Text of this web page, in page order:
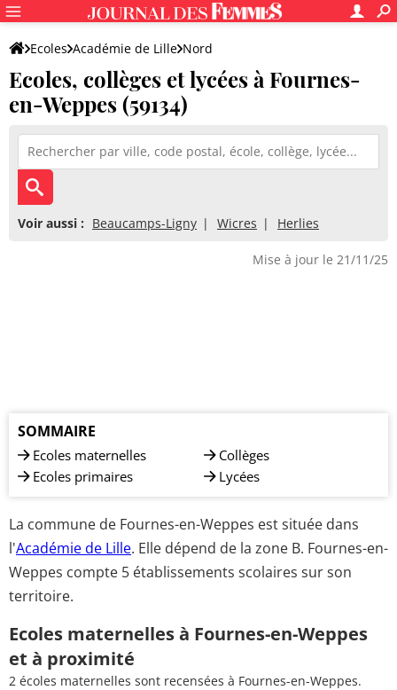
Ecoles Académie de Lille Nord
Ecoles, collèges et lycées à Fournes-
en-Weppes (59134)
Voir aussi : Beaucamps-Ligny Wicres Herlies
Mise à jour le 21/11/25
SOMMAIRE
Ecoles maternelles
Ecoles primaires
Collèges
Lycées
La commune de Fournes-en-Weppes est située dans
l'Académie de Lille. Elle dépend de la zone B. Fournes-en-
Weppes compte 5 établissements scolaires sur son
territoire.
Ecoles maternelles à Fournes-en-Weppes
et à proximité
2 écoles maternelles sont recensées à Fournes-en-Weppes.